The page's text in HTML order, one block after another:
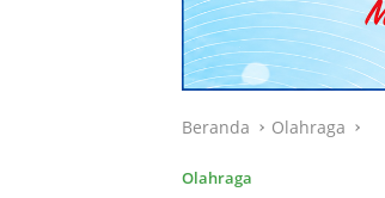
Beranda Olahraga
Olahraga